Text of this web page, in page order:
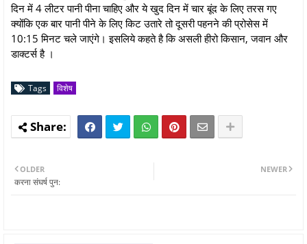
दिन में 4 लीटर पानी पीना चाहिए और ये खुद दिन में चार बूंद के लिए तरस गए
क्योंकि एक बार पानी पीने के लिए किट उतारे तो दूसरी पहनने की प्रोसेस में
10:15 मिनट चले जाएंगे। इसलिये कहते है कि असली हीरो किसान, जवान और
डाक्टर्स है ।
Tags विशेष
NEWER
OLDER
करना संघर्ष पुन: